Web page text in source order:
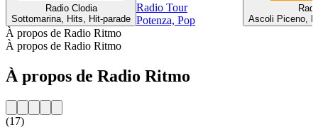
Radio Clodia
Sottomarina, Hits, Hit-parade
Radio Tour
Potenza, Pop
Ascoli Piceno,
À propos de Radio Ritmo
À propos de Radio Ritmo
À propos de Radio Ritmo
(17)